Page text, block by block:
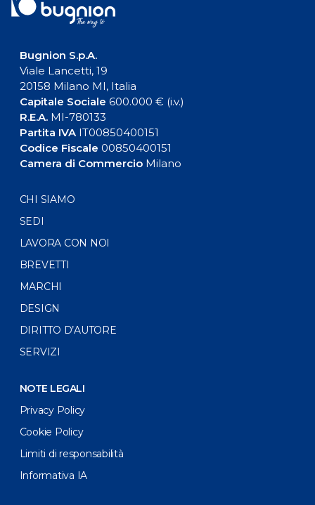
Bugnion S.p.A.
Viale Lancetti, 19
20158 Milano MI, Italia
Capitale Sociale 600.000 € (i.v.)
R.E.A.MI-780133
Partita IVAIT00850400151
Codice Fiscale 00850400151
Camera di CommercioMilano
CHI SIAMO
SEDI
LAVORA CON NOI
BREVETTI
MARCHI
DESIGN
DIRITTO D’AUTORE
SERVIZI
NOTE LEGALI
Privacy Policy
Cookie Policy
Limiti di responsabilità
Informativa IA